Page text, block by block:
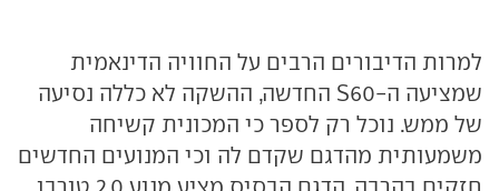
למרות הדיבורים הרבים על החוויה הדינאמית
שמציעה ה-S60
החדשה, ההשקה לא כללה נסיעה
של ממש. נוכל רק לספר כי המכונית קשיחה
משמעותית מהדגם שקדם לה וכי המנועים החדשים